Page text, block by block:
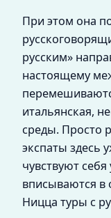
При этом она
русским»
настоящему
итальянская,
среды. Просто
экспаты здесь
чувствуют
вписываются
Ницца туры с